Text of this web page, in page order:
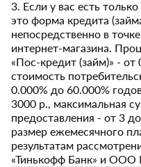
3. Если у вас есть
это форма кредита
непосредственно в
интернет-магазина.
«Пос-кредит (займ)» -
стоимость
0.000% до 60.000%
3000 р., максимальная
предоставления - от 3
размер ежемесячного
результатам
«Тинькофф Банк» и